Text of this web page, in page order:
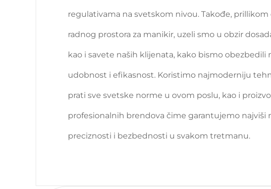
regulativama na svetskom nivou. Takođe, prillikom
radnog prostora za manikir, uzeli smo u obzir
kao i savete naših klijenata, kako bismo obezbedili
udobnost i efikasnost. Koristimo najmoderniju
prati sve svetske norme u ovom poslu, kao i
profesionalnih brendova čime garantujemo najviši
preciznosti i bezbednosti u svakom tretmanu.